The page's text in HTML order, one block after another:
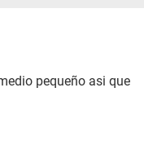
pequeño asi que